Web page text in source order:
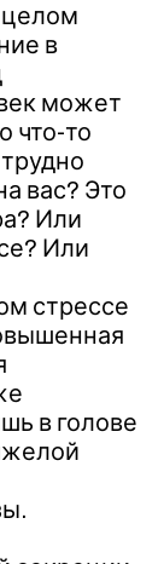
целом
в
может
что-то
вас? Это
Или
Или
стрессе
в голове